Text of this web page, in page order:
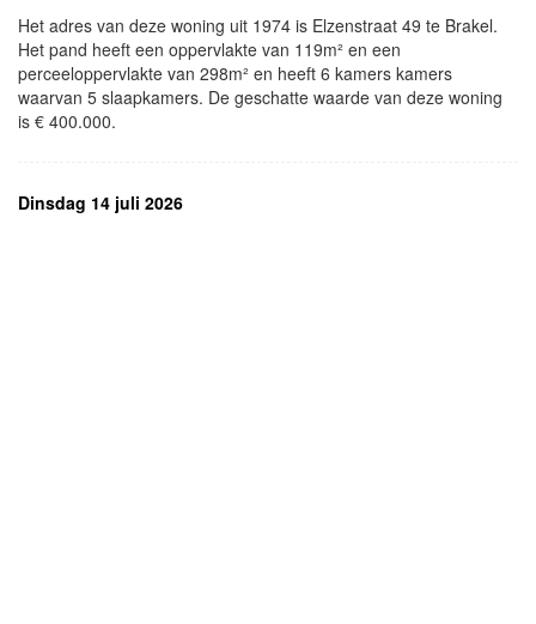
Het adres van deze woning uit 1974 is Elzenstraat 49 te Brakel.
Het pand heeft een oppervlakte van 119m² en een
perceeloppervlakte van 298m² en heeft 6 kamers kamers
waarvan 5 slaapkamers. De geschatte waarde van deze woning
is € 400.000.
Dinsdag 14 juli 2026